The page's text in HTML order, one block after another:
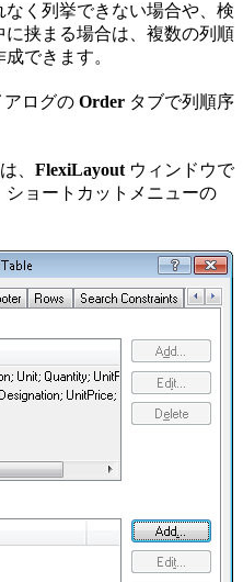
く列挙できない場合や、検
挟まる場合は、複数の列順
できます。
アログの Order タブで列順序
、 FlexiLayout ウィンドウで
ョートカットメニューの